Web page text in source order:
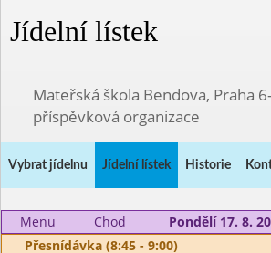
Jídelní lístek
Mateřská škola Bendova, Praha
příspěvková organizace
Vybrat jídelnu Jídelní lístek Historie
Menu Chod
Pondělí 17. 8.
Přesnídávka (8:45 - 9:00)